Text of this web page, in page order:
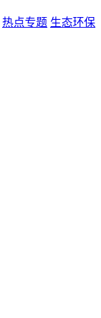
热点专题 生态环保